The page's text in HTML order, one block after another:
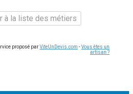
à la liste des métiers
proposé parViteUnDevis.com -Vous êtes un
artisan ?